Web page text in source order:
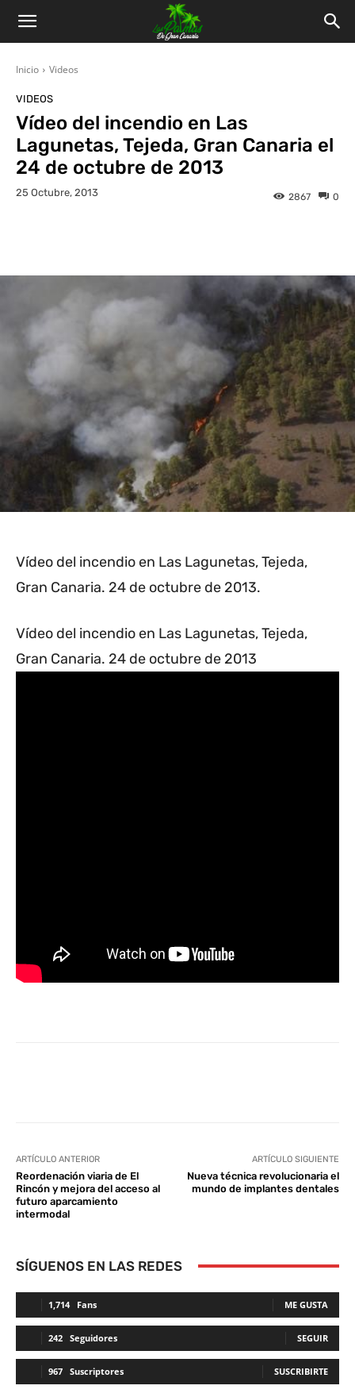
Inicio Videos
VIDEOS
Vídeo del incendio en Las
Lagunetas, Tejeda, Gran Canaria el
24 de octubre de 2013
25 Octubre, 2013 0
2867
Vídeo del incendio en Las Lagunetas, Tejeda,
Gran Canaria. 24 de octubre de 2013.
Vídeo del incendio en Las Lagunetas, Tejeda,
Gran Canaria. 24 de octubre de 2013
ARTÍCULO ANTERIOR
Reordenación viaria de El
Rincón y mejora del acceso al
futuro aparcamiento
intermodal
ARTÍCULO SIGUIENTE
Nueva técnica revolucionaria el
mundo de implantes dentales
SÍGUENOS EN LAS REDES
1,714 Fans ME GUSTA
242 Seguidores SEGUIR
967 Suscriptores SUSCRIBIRTE